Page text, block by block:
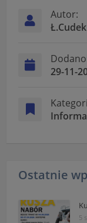
Autor:
Ł.Cudek
29-11-
Ostatnie
5